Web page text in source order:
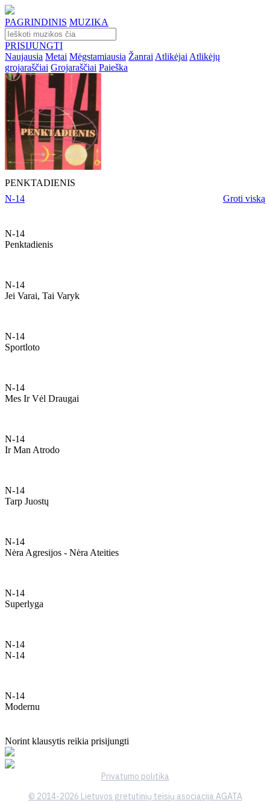
PAGRINDINIS MUZIKA
PRISIJUNGTI
Naujausia Metai Mėgstamiausia Žanrai Atlikėjai Atlikėjų
grojaraščiai Grojaraščiai Paieška
PENKTADIENIS
N-14
Groti viską
N-14
Penktadienis
N-14
Jei Varai, Tai Varyk
N-14
Sportloto
N-14
Mes Ir Vėl Draugai
N-14
Ir Man Atrodo
N-14
Tarp Juostų
N-14
Nėra Agresijos - Nėra Ateities
N-14
Superlyga
N-14
N-14
N-14
Modernu
Norint klausytis reikia prisijungti
Privatumo politika
© 2014-2026 Lietuvos gretutinių teisių asociacija AGATA